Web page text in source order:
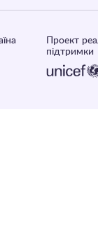
Проект
підтримки